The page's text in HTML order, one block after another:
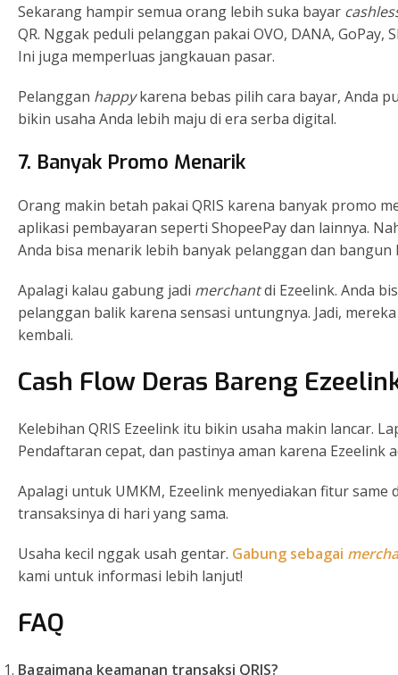
Sekarang hampir semua orang lebih suka bayar
QR. Nggak peduli pelanggan pakai OVO, DANA, GoPay,
Ini juga memperluas jangkauan pasar.
Pelanggan happykarena bebas pilih cara bayar, Anda
bikin usaha Anda lebih maju di era serba digital.
7. Banyak Promo Menarik
Orang makin betah pakai QRIS karena banyak promo
aplikasi pembayaran seperti ShopeePay dan lainnya.
Anda bisa menarik lebih banyak pelanggan dan bangun
Apalagi kalau gabung jadi merchantdi Ezeelink. Anda
pelanggan balik karena sensasi untungnya. Jadi,
kembali.
Cash Flow Deras Bareng
Kelebihan QRIS Ezeelink itu bikin usaha makin lancar.
Pendaftaran cepat, dan pastinya aman karena Ezeelink
Apalagi untuk UMKM, Ezeelink menyediakan fitur
transaksinya di hari yang sama.
Usaha kecil nggak usah gentar. Gabung sebagai
kami untuk informasi lebih lanjut!
FAQ
Bagaimana keamanan transaksi QRIS?